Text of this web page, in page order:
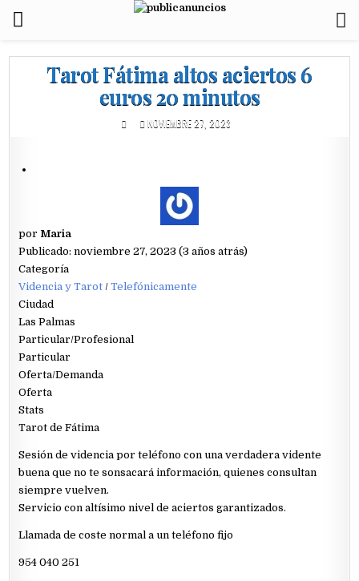
Tarot Fátima altos aciertos 6
euros 20 minutos
NOVIEMBRE 27, 2023
por Maria
Publicado: noviembre 27, 2023 (3 años atrás)
Categoría
Videncia y Tarot /Telefónicamente
Ciudad
Las Palmas
Particular/Profesional
Particular
Oferta/Demanda
Oferta
Stats
Tarot de Fátima
Sesión de videncia por teléfono con una verdadera vidente
buena que no te sonsacará información, quienes consultan
siempre vuelven.
Servicio con altísimo nivel de aciertos garantizados.
Llamada de coste normal a un teléfono fijo
954 040 251